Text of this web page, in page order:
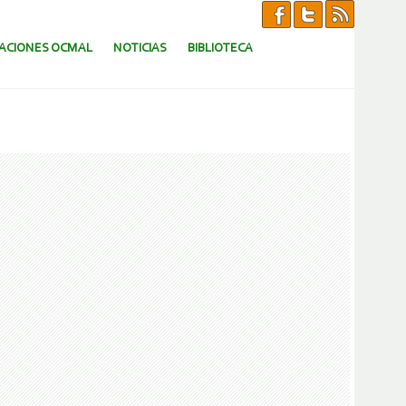
OCMAL NOTICIAS BIBLIOTECA